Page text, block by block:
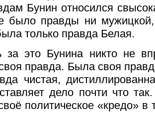
Бунин относился
было правды ни
только правда Белая.
за это Бунина никто не
правда. Была своя
чистая,
дело почти что
политическое «кредо» в